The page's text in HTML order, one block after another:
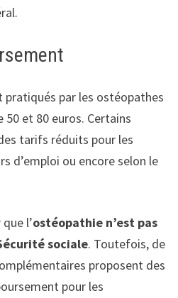
par les ostéopathes
et 80 euros. Certains
tarifs réduits pour les
d’emploi ou encore selon le
l’ostéopathie n’est pas
sociale. Toutefois, de
proposent des
pour les